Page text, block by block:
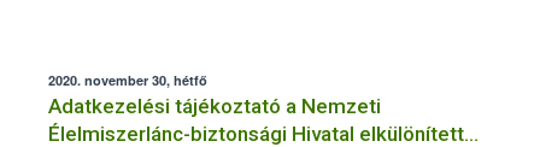
2020. november 30, hétfő
Adatkezelési tájékoztató a Nemzeti
Élelmiszerlánc-biztonsági Hivatal elkülönített